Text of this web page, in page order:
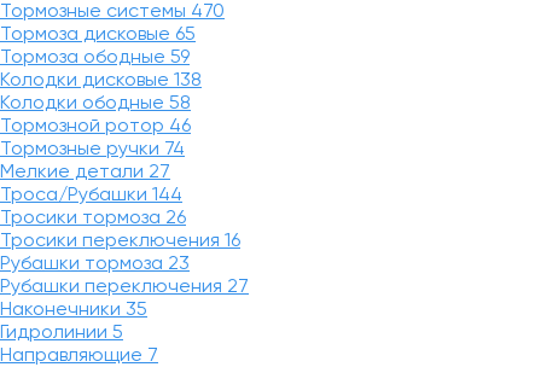
Тормозные системы 470
Тормоза дисковые 65
Тормоза ободные 59
Колодки дисковые 138
Колодки ободные 58
Тормозной ротор 46
Тормозные ручки 74
Мелкие детали 27
Троса/Рубашки 144
Тросики тормоза 26
Тросики переключения 16
Рубашки тормоза 23
Рубашки переключения 27
Наконечники 35
Гидролинии 5
Направляющие 7